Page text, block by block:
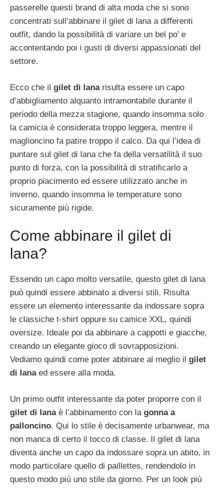
passerelle questi brand di alta moda che si sono
concentrati sull’abbinare il gilet di lana a differenti
outfit, dando la possibilità di variare un bel po’ e
accontentando poi i gusti di diversi appassionati del
settore.
Ecco che il gilet di lanarisulta essere un capo
d’abbigliamento alquanto intramontabile durante il
periodo della mezza stagione, quando insomma solo
la camicia è considerata troppo leggera, mentre il
maglioncino fa patire troppo il calco. Da qui l’idea di
puntare sul gilet di lana che fa della versatilità il suo
punto di forza, con la possibilità di stratificarlo a
proprio piacimento ed essere utilizzato anche in
inverno, quando insomma le temperature sono
sicuramente più rigide.
Come abbinare il gilet di
lana?
Essendo un capo molto versatile, questo gilet di lana
può quindi essere abbinato a diversi stili. Risulta
essere un elemento interessante da indossare sopra
le classiche t-shirt oppure su camice XXL, quindi
oversize. Ideale poi da abbinare a cappotti e giacche,
creando un elegante gioco di sovrapposizioni.
Vediamo quindi come poter abbinare al meglio il gilet
di lanaed essere alla moda.
Un primo outfit interessante da poter proporre con il
gilet di lanaè l’abbinamento con la gonna a
palloncino. Qui lo stile è decisamente urbanwear, ma
non manca di certo il tocco di classe. Il gilet di lana
diventa anche un capo da indossare sopra un abito, in
modo particolare quello di paillettes, rendendolo in
questo modo più uno stile da giorno. Per un look più